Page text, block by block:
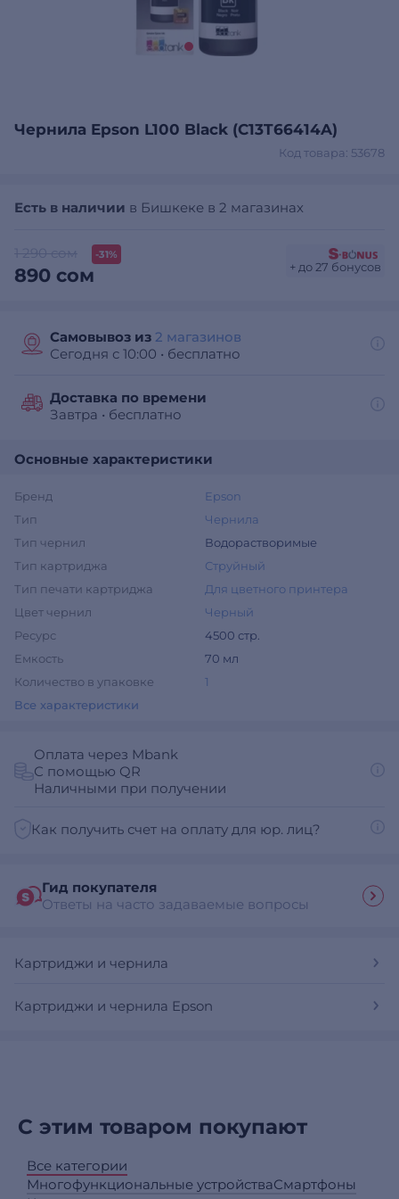
Чернила Epson L100 Black (C13T66414A)
Код товара: 53678
Есть в наличии в Бишкеке в 2 магазинах
-31%
890 сом + до 27 бонусов
Самовывоз из 2 магазинов
Сегодня с 10:00 • бесплатно
Доставка по времени
Завтра • бесплатно
Основные характеристики
Бренд
Epson
Тип
Чернила
Тип чернил
Водорастворимые
Тип картриджа
Струйный
Тип печати картриджа
Для цветного принтера
Цвет чернил
Черный
Ресурс
4500 стр.
Емкость
70 мл
Количество в упаковке
1
Все характеристики
Оплата через Mbank
С помощью QR
Наличными при получении
Как получить счет на оплату для юр. лиц?
Гид покупателя
Ответы на часто задаваемые вопросы
Картриджи и чернила
Картриджи и чернила Epson
С этим товаром покупают
Все категории
Многофункциональные устройстваСмартфоны